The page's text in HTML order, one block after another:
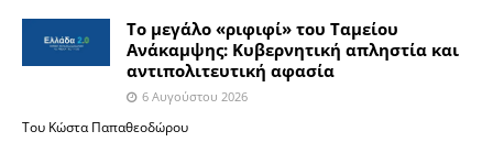
Το μεγάλο «ριφιφί» του Ταμείου
Ανάκαμψης: Κυβερνητική απληστία και
αντιπολιτευτική αφασία
6 Αυγούστου 2026
Του Κώστα Παπαθεοδώρου